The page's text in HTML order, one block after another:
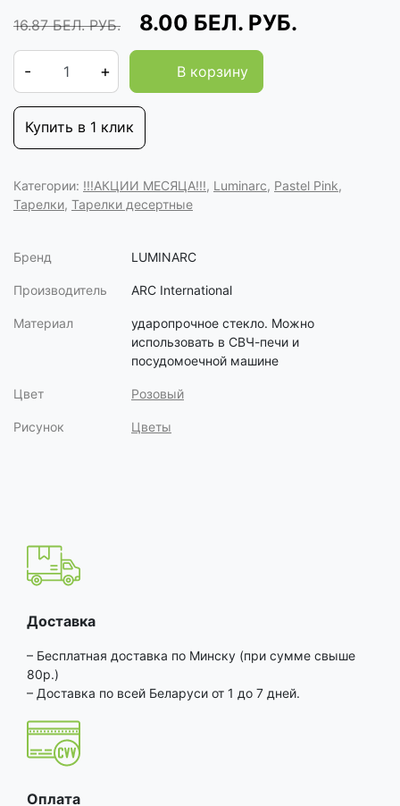
16.87БЕЛ. РУБ. 8.00 БЕЛ. РУБ.
- + В корзину
Купить в 1 клик
Категории: !!!АКЦИИ МЕСЯЦА!!!, Luminarc, Pastel Pink,
Тарелки, Тарелки десертные
Бренд LUMINARC
Производитель ARC International
Материал
ударопрочное стекло. Можно
использовать в СВЧ-печи и
посудомоечной машине
Цвет Розовый
Рисунок Цветы
Доставка
– Бесплатная доставка по Минску (при сумме свыше
80р.)
– Доставка по всей Беларуси от 1 до 7 дней.
Оплата